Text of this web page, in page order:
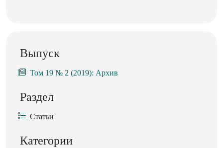
Выпуск
Том 19 № 2 (2019): Архив
Раздел
Статьи
Категории